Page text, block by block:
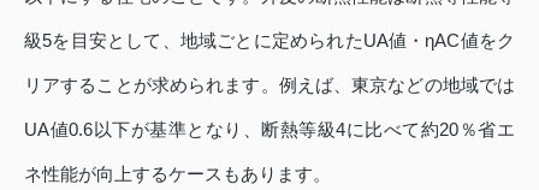
級5を目安として、地域ごとに定められたUA値・ηAC値をク
リアすることが求められます。例えば、東京などの地域では
UA値0.6以下が基準となり、断熱等級4に比べて約20％省エ
ネ性能が向上するケースもあります。